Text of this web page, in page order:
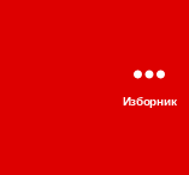
Изборник